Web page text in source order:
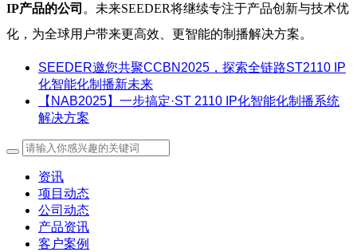
IP产品的公司 。未来SEEDER将继续专注于产品创新与技术优
化，为全球用户带来更高效、更智能的制播解决方案。
SEEDER邀您共聚CCBN2025，探索全链路ST2110 IP
化智能化制播新未来
【NAB2025】一步搞定·ST 2110 IP化智能化制播系统
解决方案
资讯
项目动态
公司动态
产品资讯
客户案例